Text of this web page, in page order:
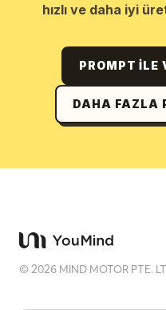
hızlı ve daha iyi
PROMPT ILE
DAHA FAZLA
©2026 MIND MOTOR PTE.